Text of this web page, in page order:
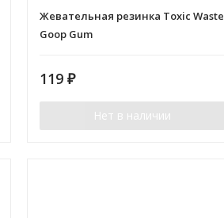
Жевательная резинка Toxic Waste
Goop Gum
119 ₽
Нет в наличии